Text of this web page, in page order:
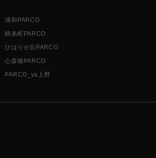
浦和PARCO
錦糸町PARCO
ひばりが丘PARCO
心斎橋PARCO
PARCO_ya上野